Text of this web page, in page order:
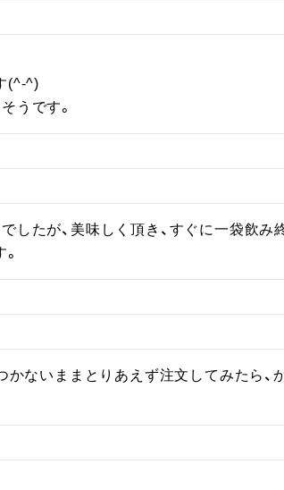
(^-^)
うです。
たが、美味しく頂き、すぐに一袋飲み
ないままとりあえず注文してみたら、